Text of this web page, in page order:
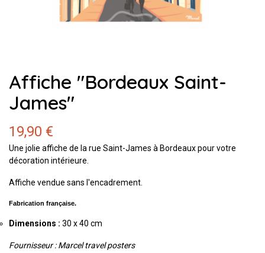
Affiche "Bordeaux Saint-
James"
19,90 €
Une jolie affiche de la rue Saint-James à Bordeaux pour votre
décoration intérieure.
Affiche vendue sans l'encadrement.
Fabrication française.
Dimensions : 30 x 40 cm
Fournisseur : Marcel travel posters